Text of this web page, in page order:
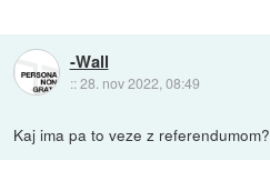
-Wall
::28. nov 2022, 08:49
Kaj ima pa to veze z referendumom?